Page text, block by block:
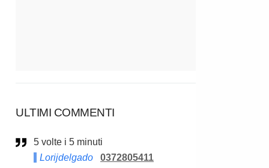
ULTIMI COMMENTI
5 volte i 5 minuti
Lorijdelgado
0372805411